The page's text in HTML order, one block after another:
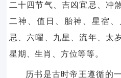
二十四节气、吉凶宜忌、冲
二神、值日、胎神、星宿
忌、六曜、九星、流年、太
星期、生肖、方位等等。
历书是古时帝王遵循的